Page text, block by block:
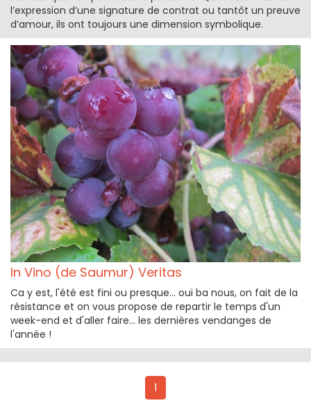
l’expression d’une signature de contrat ou tantôt un preuve
d’amour, ils ont toujours une dimension symbolique.
In Vino (de Saumur) Veritas
Ca y est, l'été est fini ou presque... oui ba nous, on fait de la
résistance et on vous propose de repartir le temps d'un
week-end et d'aller faire... les dernières vendanges de
l'année !
1